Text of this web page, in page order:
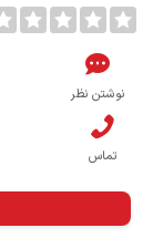
نوشتن نظر
تماس